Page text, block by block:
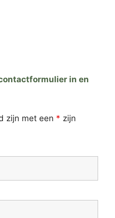
in en
zijn met een * zijn